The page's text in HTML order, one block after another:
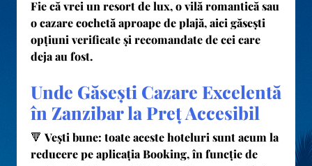
Fie că vrei un resort de lux, o vilă romantică sau
o cazare cochetă aproape de plajă, aici găsești
opțiuni verificate și recomandate de cei care
deja au fost.
Unde Găsești Cazare Excelentă
în Zanzibar la Preț Accesibil
🔻 Vești bune: toate aceste hoteluri suntacum la
reducere pe aplicația Booking, în funcție de